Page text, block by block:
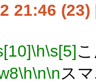
21:46 (23)
\h\s[5]
\h\n\nス